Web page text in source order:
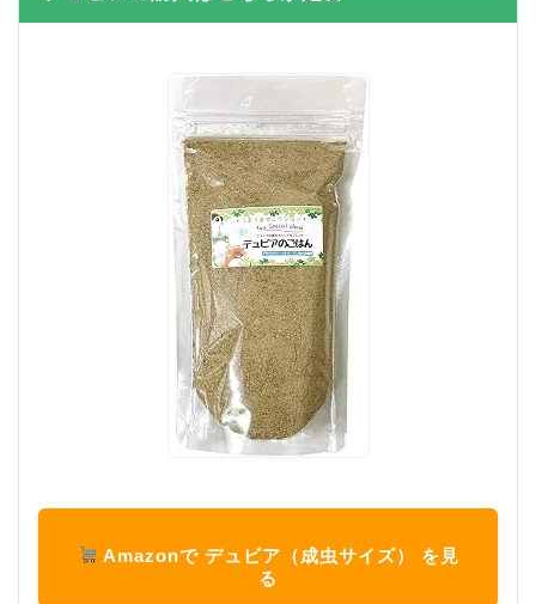
Amazonで デュビア（成虫サイズ） を見
る